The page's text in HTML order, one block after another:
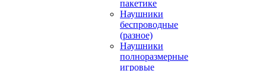
пакетике
Наушники
беспроводные
(разное)
Наушники
полноразмерные
игровые